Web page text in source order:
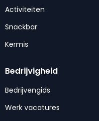
Activiteiten
Snackbar
Kermis
Bedrijvigheid
Bedrijvengids
Werk vacatures